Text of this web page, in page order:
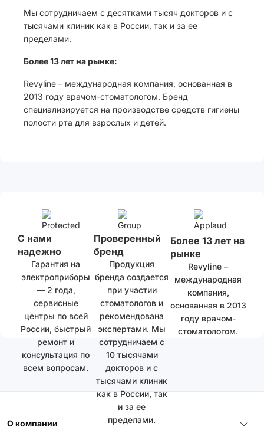
Мы сотрудничаем с десятками тысяч докторов и с
тысячами клиник как в России, так и за ее
пределами.
Более 13 лет на рынке:
Revyline – международная компания, основанная в
2013 году врачом-стоматологом. Бренд
специализируется на производстве средств гигиены
полости рта для взрослых и детей.
С нами
надежно
Гарантия на
электроприборы
— 2 года,
сервисные
центры по всей
России, быстрый
ремонт и
консультация по
всем вопросам.
Проверенный
бренд
Продукция
бренда создается
при участии
стоматологов и
рекомендована
экспертами. Мы
сотрудничаем с
10 тысячами
докторов и с
тысячами клиник
как в России, так
и за ее
пределами.
Более 13 лет на
рынке
Revyline –
международная
компания,
основанная в 2013
году врачом-
стоматологом.
О компании